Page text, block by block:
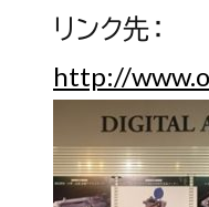
リンク先：
http://